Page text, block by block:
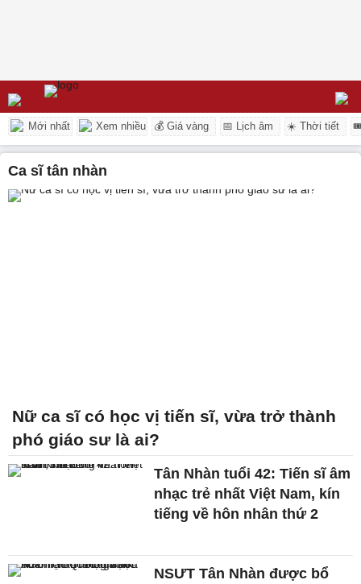
Mới nhất Xem nhiều 💰 Giá vàng 📅 Lịch âm ☀️ Thời tiết
ca sĩ tân nhàn
Nữ ca sĩ có học vị tiến sĩ, vừa trở thành
phó giáo sư là ai?
Tân Nhàn tuổi 42: Tiến sĩ âm
nhạc trẻ nhất Việt Nam, kín
tiếng về hôn nhân thứ 2
NSƯT Tân Nhàn được bổ